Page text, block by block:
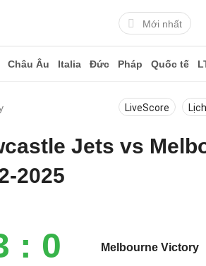
Mới nhất
Châu Âu Italia Đức Pháp Quốc tế
LiveScore
Jets vs
2025
: 0 Melbourne Victory